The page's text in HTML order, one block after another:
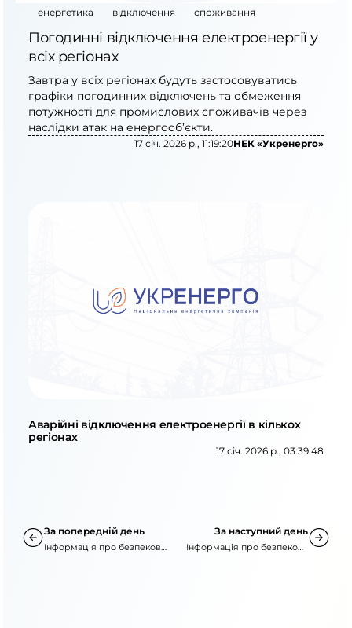
Аварійні відключення електроенергії в кількох
регіонах
17 січ. 2026 р., 03:39:48
енергетика відключення споживання
Погодинні відключення електроенергії у
всіх регіонах
Завтра у всіх регіонах будуть застосовуватись
графіки погодинних відключень та обмеження
потужності для промислових споживачів через
наслідки атак на енергооб’єкти.
17 січ. 2026 р., 11:19:20НЕК «Укренерго»
За попередній день
Інформація про безпекову
За наступний день
Інформація про безпекову